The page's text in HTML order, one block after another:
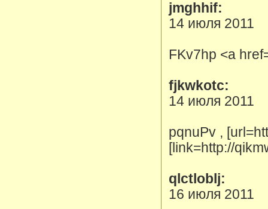
jmghhif:
14 июля 2011
FKv7hp <a
fjkwkotc:
14 июля 2011
pqnuPv ,
[link=http://
qlctloblj:
16 июля 2011